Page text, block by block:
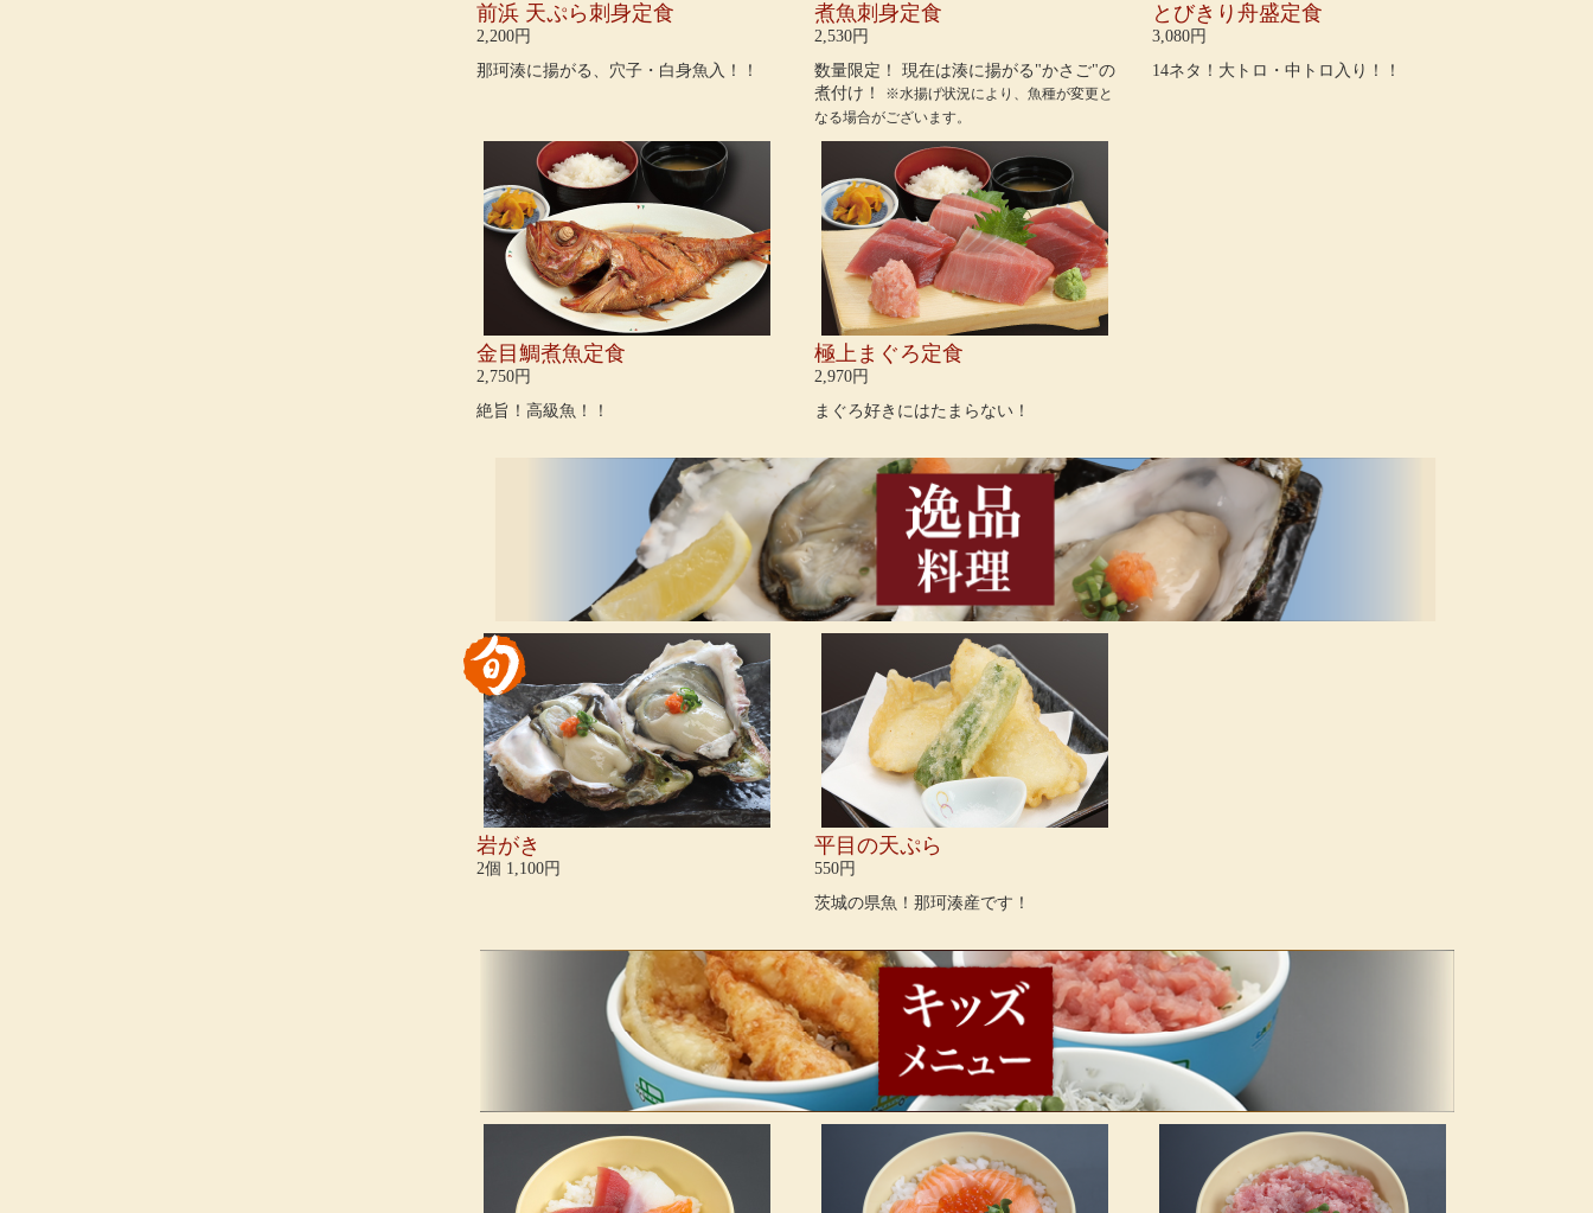
前浜 天ぷら刺身定食
2,200円
那珂湊に揚がる、穴子・白身魚入！！
煮魚刺身定食
2,530円
数量限定！ 現在は湊に揚がる"かさご"の
煮付け！
※水揚げ状況により、魚種が変更と
なる場合がございます。
とびきり舟盛定食
3,080円
14ネタ！大トロ・中トロ入り！！
金目鯛煮魚定食
2,750円
絶旨！高級魚！！
極上まぐろ定食
2,970円
まぐろ好きにはたまらない！
岩がき
2個 1,100円
平目の天ぷら
550円
茨城の県魚！那珂湊産です！